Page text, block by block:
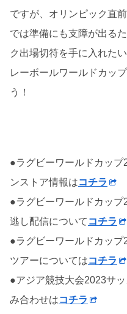
ですが、オリンピック直
では準備にも支障が出る
ク出場切符を手に入れた
レーボールワールドカッ
う！
●ラグビーワールドカップ
ンストア情報はコチラ
●ラグビーワールドカッ
逃し配信について コチラ
●ラグビーワールドカップ
ツアーについてはコチラ
●アジア競技大会2023サ
み合わせはコチラ